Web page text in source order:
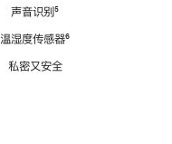
声音识别脚
⁵
温湿度传感器脚
⁶
私密又安全